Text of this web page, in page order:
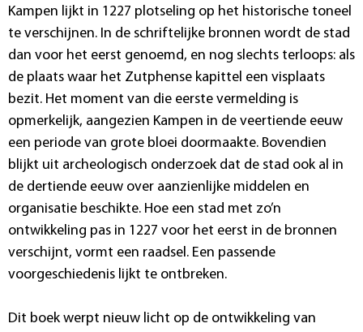
Kampen lijkt in 1227 plotseling op het historische toneel
te verschijnen. In de schriftelijke bronnen wordt de stad
dan voor het eerst genoemd, en nog slechts terloops: als
de plaats waar het Zutphense kapittel een visplaats
bezit. Het moment van die eerste vermelding is
opmerkelijk, aangezien Kampen in de veertiende eeuw
een periode van grote bloei doormaakte. Bovendien
blijkt uit archeologisch onderzoek dat de stad ook al in
de dertiende eeuw over aanzienlijke middelen en
organisatie beschikte. Hoe een stad met zo’n
ontwikkeling pas in 1227 voor het eerst in de bronnen
verschijnt, vormt een raadsel. Een passende
voorgeschiedenis lijkt te ontbreken.
Dit boek werpt nieuw licht op de ontwikkeling van